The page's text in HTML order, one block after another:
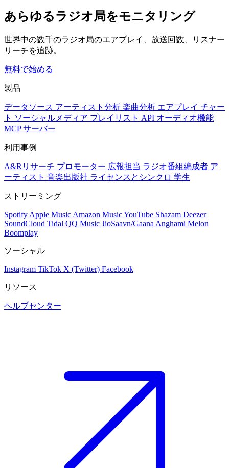
あらゆるラジオ局をモニタリング
世界中の数千のラジオ局のエアプレイ、放送回数、リスナー
リーチを追跡。
無料で始める
製品
データソース アーティスト分析 楽曲分析 エアプレイ チャー
ト ソーシャルメディア プレイリスト API オーディオ機能
MCP サーバー
利用事例
A&Rリサーチ プロモーター 広報担当 ラジオ番組編成者 ア
ーティスト 音楽出版社 ライセンスとシンクロ 学生
ストリーミング
Spotify Apple Music Amazon MusicYouTube Shazam Deezer
SoundCloud Tidal QQ Music JioSaavn/Gaana Anghami Melon
Boomplay
ソーシャル
Instagram TikTok X (Twitter) Facebook
リソース
ヘルプセンター